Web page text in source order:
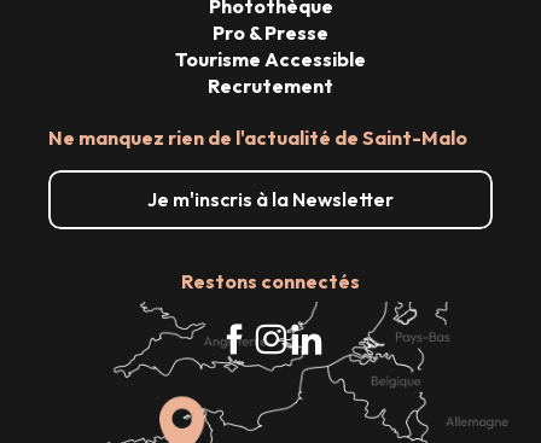
Ne manquez rien de l'actualité de Saint-Malo
Je m'inscris à la Newsletter
Restons connectés
Photothèque
Pro & Presse
Tourisme Accessible
Recrutement